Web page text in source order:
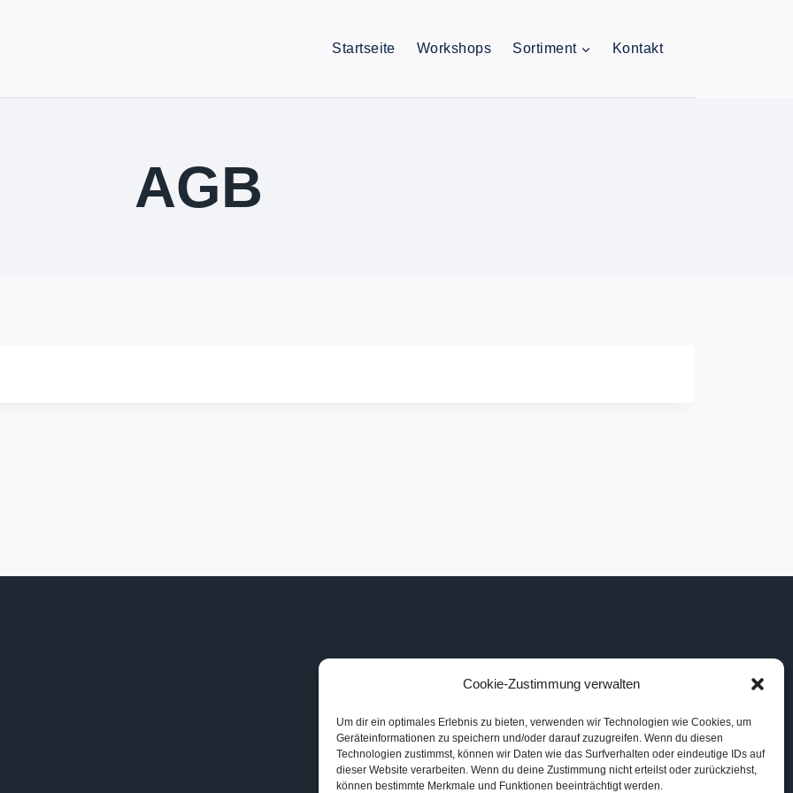
Cookie-Zustimmung verwalten
Um dir ein optimales Erlebnis zu bieten, verwenden wir Technologien wie Cookies, um
Geräteinformationen zu speichern und/oder darauf zuzugreifen. Wenn du diesen
Technologien zustimmst, können wir Daten wie das Surfverhalten oder eindeutige IDs auf
dieser Website verarbeiten. Wenn du deine Zustimmung nicht erteilst oder zurückziehst,
können bestimmte Merkmale und Funktionen beeinträchtigt werden.
Startseite Workshops Sortiment Kontakt
AGB